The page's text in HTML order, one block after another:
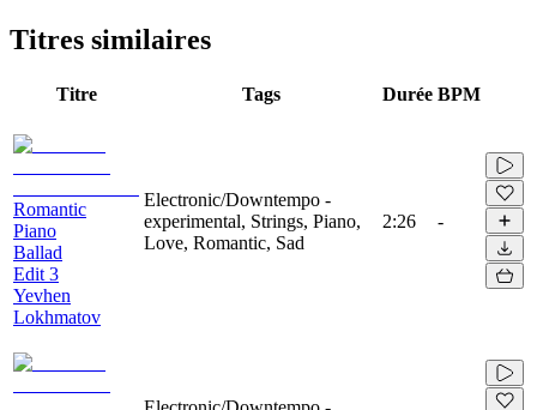
Titres similaires
Titre Tags Durée BPM
Romantic
Piano
Ballad
Edit 3
Yevhen
Lokhmatov
Electronic/Downtempo -
experimental, Strings, Piano,
Love, Romantic, Sad
2:26 -